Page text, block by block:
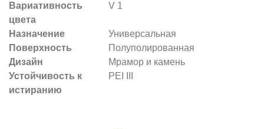
Вариативность
цвета
V 1
Назначение
Универсальная
Поверхность
Полуполированная
Дизайн
Мрамор и камень
Устойчивость к
истиранию
PEI III